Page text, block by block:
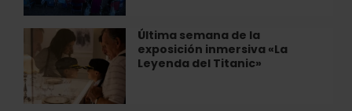
aire
libre
este
en
las
Última semana de la
exposición inmersiva «La
Leyenda del Titanic»
Última
semana
de
la
exposición